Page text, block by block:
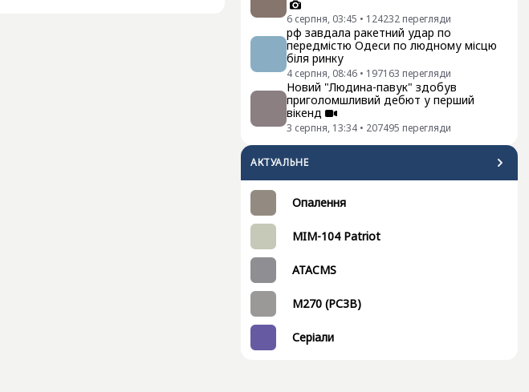
6 серпня, 03:45 • 124232 перегляди
рф завдала ракетний удар по
передмістю Одеси по людному місцю
біля ринку
4 серпня, 08:46 • 197163 перегляди
Новий "Людина-павук" здобув
приголомшливий дебют у перший
вікенд
3 серпня, 13:34 • 207495 перегляди
АКТУАЛЬНЕ
Опалення
MIM-104 Patriot
ATACMS
M270 (РСЗВ)
Серіали